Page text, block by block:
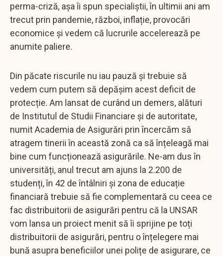
perma-criză, așa îi spun specialiștii, în ultimii ani am
trecut prin pandemie, război, inflație, provocări
economice și vedem că lucrurile accelerează pe
anumite paliere.
Din păcate riscurile nu iau pauză și trebuie să
vedem cum putem să depășim acest deficit de
protecție. Am lansat de curând un demers, alături
de Institutul de Studii Financiare și de autoritate,
numit Academia de Asigurări prin încercăm să
atragem tinerii în această zonă ca să înțeleagă mai
bine cum funcționează asigurările. Ne-am dus în
universități, anul trecut am ajuns la 2.200 de
studenți, în 42 de întâlniri și zona de educație
financiară trebuie să fie complementară cu ceea ce
fac distribuitorii de asigurări pentru că la UNSAR
vom lansa un proiect menit să îi sprijine pe toți
distribuitorii de asigurări, pentru o înțelegere mai
bună asupra beneficiilor unei polițe de asigurare, ce